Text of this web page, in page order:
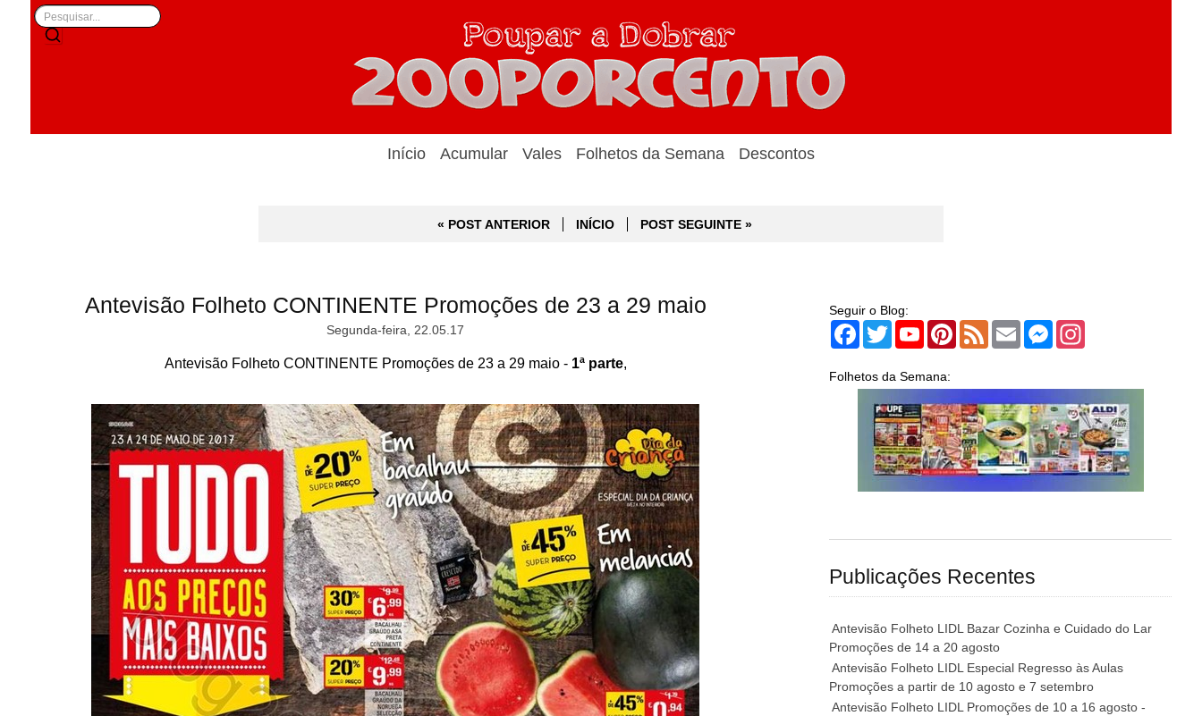
Início Acumular Vales Folhetos da Semana Descontos
« POST ANTERIOR INÍCIO POST SEGUINTE »
Antevisão Folheto CONTINENTE Promoções de 23 a 29 maio
Segunda-feira, 22.05.17
Antevisão Folheto CONTINENTE Promoções de 23 a 29 maio - 1ª parte,
Seguir o Blog:
Facebook
TwitterYouTubePinterest
Feed Email Messenger
Folhetos da Semana:
Publicações Recentes
Antevisão Folheto LIDL Bazar Cozinha e Cuidado do Lar
Promoções de 14 a 20 agosto
Antevisão Folheto LIDL Especial Regresso às Aulas
Promoções a partir de 10 agosto e 7 setembro
Antevisão Folheto LIDL Promoções de 10 a 16 agosto -